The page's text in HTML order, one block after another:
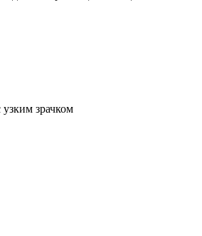
с узким зрачком